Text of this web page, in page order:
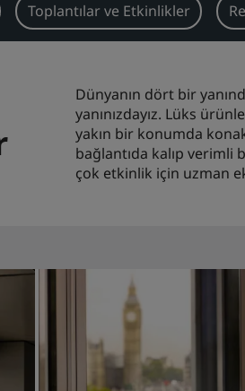
Toplantılar ve Etkinlikler
Dünyanın dört bir
yanınızdayız. Lüks
yakın bir konumda
bağlantıda kalıp verimli
çok etkinlik için uzman